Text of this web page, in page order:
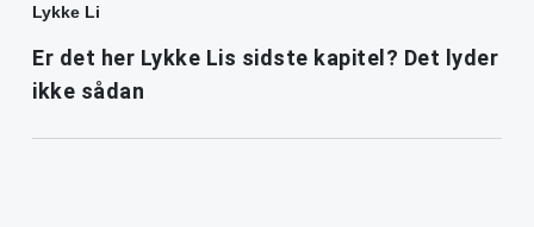
Lykke Li
Er det her Lykke Lis sidste kapitel? Det lyder
ikke sådan